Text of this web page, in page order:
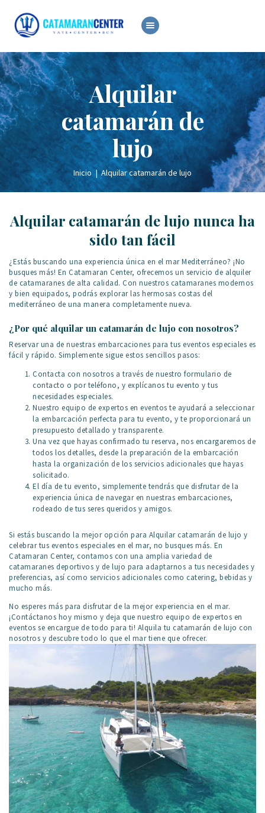
Alquilar
catamarán de
lujo
Inicio Alquilar catamarán de lujo
ALQUILER
VENTA
OCASIÓN
SERVICIOS
NOTICIAS
Alquilar catamarán de lujo nunca ha
sido tan fácil
¿Estás buscando una experiencia única en el mar Mediterráneo? ¡No
busques más! En Catamaran Center, ofrecemos un servicio de alquiler
de catamaranes de alta calidad. Con nuestros catamaranes modernos
y bien equipados, podrás explorar las hermosas costas del
mediterráneo de una manera completamente nueva.
¿Por qué alquilar un catamarán de lujo con nosotros?
Reservar una de nuestras embarcaciones para tus eventos especiales es
fácil y rápido. Simplemente sigue estos sencillos pasos:
Contacta con nosotros a través de nuestro formulario de
contacto o por teléfono, y explícanos tu evento y tus
necesidades especiales.
Nuestro equipo de expertos en eventos te ayudará a seleccionar
la embarcación perfecta para tu evento, y te proporcionará un
presupuesto detallado y transparente.
Una vez que hayas confirmado tu reserva, nos encargaremos de
todos los detalles, desde la preparación de la embarcación
hasta la organización de los servicios adicionales que hayas
solicitado.
El día de tu evento, simplemente tendrás que disfrutar de la
experiencia única de navegar en nuestras embarcaciones,
rodeado de tus seres queridos y amigos.
Si estás buscando la mejor opción para Alquilar catamarán de lujo y
celebrar tus eventos especiales en el mar, no busques más. En
Catamaran Center, contamos con una amplia variedad de
catamaranes deportivos y de lujo para adaptarnos a tus necesidades y
preferencias, así como servicios adicionales como catering, bebidas y
mucho más.
No esperes más para disfrutar de la mejor experiencia en el mar.
¡Contáctanos hoy mismo y deja que nuestro equipo de expertos en
eventos se encargue de todo para ti! Alquila tu catamarán de lujo con
nosotros y descubre todo lo que el mar tiene que ofrecer.